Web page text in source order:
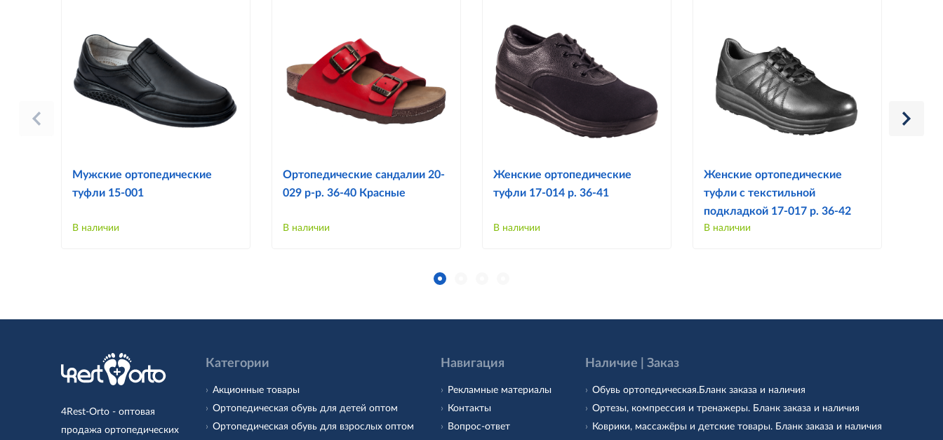
Мужские ортопедические
туфли 15-001
В наличии
Ортопедические сандалии 20-
029 р-р. 36-40 Красные
В наличии
Женские ортопедические
туфли 17-014 р. 36-41
В наличии
Женские ортопедические
туфли с текстильной
подкладкой 17-017 р. 36-42
В наличии
4Rest-Orto - оптовая
продажа ортопедических
Категории
Акционные товары
Ортопедическая обувь для детей оптом
Ортопедическая обувь для взрослых оптом
Навигация
Рекламные материалы
Контакты
Вопрос-ответ
Наличие | Заказ
Обувь ортопедическая.Бланк заказа и наличия
Ортезы, компрессия и тренажеры. Бланк заказа и наличия
Коврики, массажёры и детские товары. Бланк заказа и наличия